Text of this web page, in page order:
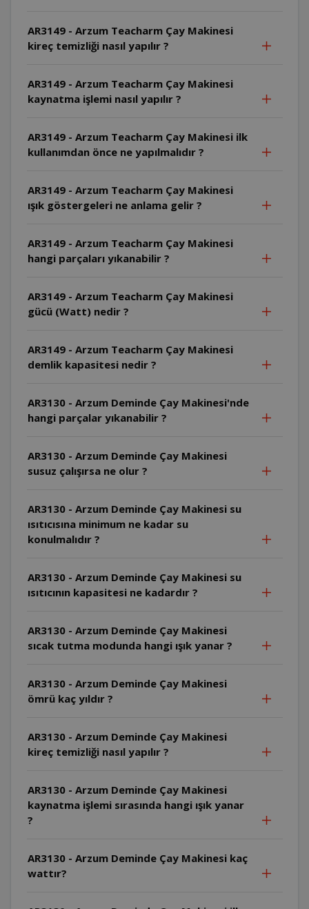
AR3149 - Arzum Teacharm Çay Makinesi
kireç temizliği nasıl yapılır ?
AR3149 - Arzum Teacharm Çay Makinesi
kaynatma işlemi nasıl yapılır ?
AR3149 - Arzum Teacharm Çay Makinesi ilk
kullanımdan önce ne yapılmalıdır ?
AR3149 - Arzum Teacharm Çay Makinesi
ışık göstergeleri ne anlama gelir ?
AR3149 - Arzum Teacharm Çay Makinesi
hangi parçaları yıkanabilir ?
AR3149 - Arzum Teacharm Çay Makinesi
gücü (Watt) nedir ?
AR3149 - Arzum Teacharm Çay Makinesi
demlik kapasitesi nedir ?
AR3130 - Arzum Deminde Çay Makinesi'nde
hangi parçalar yıkanabilir ?
AR3130 - Arzum Deminde Çay Makinesi
susuz çalışırsa ne olur ?
AR3130 - Arzum Deminde Çay Makinesi su
ısıtıcısına minimum ne kadar su
konulmalıdır ?
AR3130 - Arzum Deminde Çay Makinesi su
ısıtıcının kapasitesi ne kadardır ?
AR3130 - Arzum Deminde Çay Makinesi
sıcak tutma modunda hangi ışık yanar ?
AR3130 - Arzum Deminde Çay Makinesi
ömrü kaç yıldır ?
AR3130 - Arzum Deminde Çay Makinesi
kireç temizliği nasıl yapılır ?
AR3130 - Arzum Deminde Çay Makinesi
kaynatma işlemi sırasında hangi ışık yanar
?
AR3130 - Arzum Deminde Çay Makinesi kaç
wattır?